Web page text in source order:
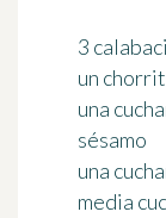
3
un
una
sésamo
una
media